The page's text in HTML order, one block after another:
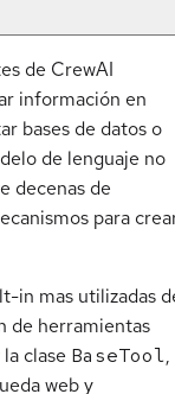
de CrewAI
información en
bases de datos o
de lenguaje no
decenas de
para
in mas utilizadas
de herramientas
la clase BaseTool,
web y